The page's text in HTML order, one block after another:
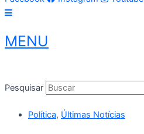
MENU
Pesquisar
Política, Últimas Notícias